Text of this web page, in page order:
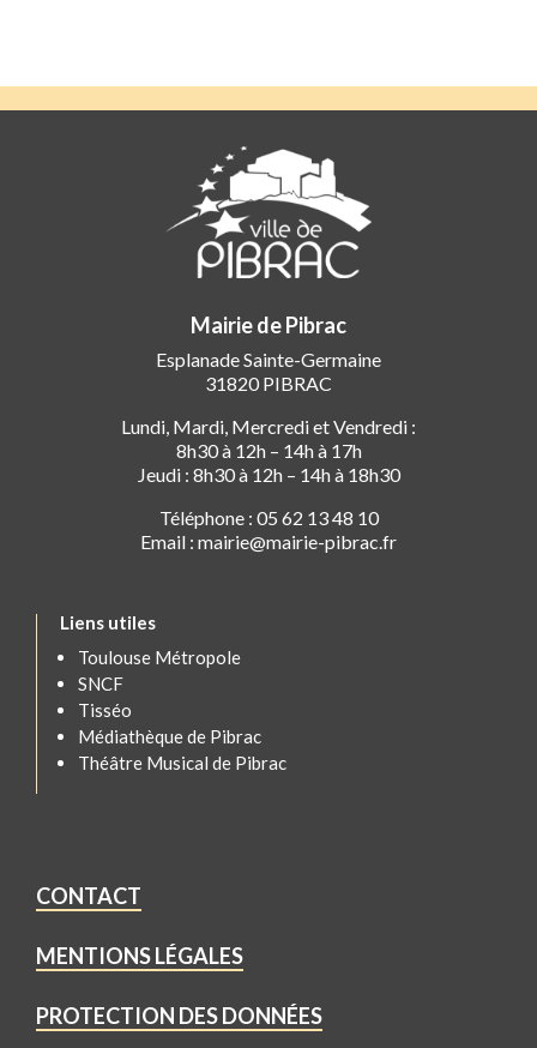
Mairie de Pibrac
Esplanade Sainte-Germaine
31820 PIBRAC
Lundi, Mardi, Mercredi et Vendredi :
8h30 à 12h – 14h à 17h
Jeudi : 8h30 à 12h – 14h à 18h30
Téléphone : 05 62 13 48 10
Email : mairie@mairie-pibrac.fr
Liens utiles
Toulouse Métropole
SNCF
Tisséo
Médiathèque de Pibrac
Théâtre Musical de Pibrac
CONTACT
MENTIONS LÉGALES
PROTECTION DES DONNÉES